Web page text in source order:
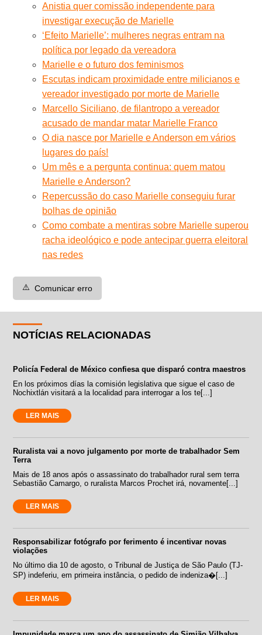
Anistia quer comissão independente para
investigar execução de Marielle
‘Efeito Marielle’: mulheres negras entram na
política por legado da vereadora
Marielle e o futuro dos feminismos
Escutas indicam proximidade entre milicianos e
vereador investigado por morte de Marielle
Marcello Siciliano, de filantropo a vereador
acusado de mandar matar Marielle Franco
O dia nasce por Marielle e Anderson em vários
lugares do país!
Um mês e a pergunta continua: quem matou
Marielle e Anderson?
Repercussão do caso Marielle conseguiu furar
bolhas de opinião
Como combate a mentiras sobre Marielle superou
racha ideológico e pode antecipar guerra eleitoral
nas redes
⚠️ Comunicar erro
NOTÍCIAS RELACIONADAS
Policía Federal de México confiesa que disparó contra maestros
En los próximos días la comisión legislativa que sigue el caso de
Nochixtlán visitará a la localidad para interrogar a los te[...]
LER MAIS
Ruralista vai a novo julgamento por morte de trabalhador Sem
Terra
Mais de 18 anos após o assassinato do trabalhador rural sem terra
Sebastião Camargo, o ruralista Marcos Prochet irá, novamente[...]
LER MAIS
Responsabilizar fotógrafo por ferimento é incentivar novas
violações
No último dia 10 de agosto, o Tribunal de Justiça de São Paulo (TJ-
SP) indeferiu, em primeira instância, o pedido de indeniza�[...]
LER MAIS